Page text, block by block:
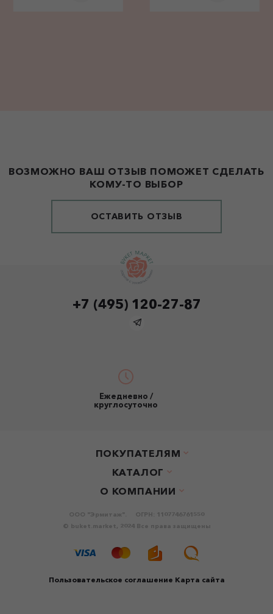
ВОЗМОЖНО ВАШ ОТЗЫВ ПОМОЖЕТ СДЕЛАТЬ
КОМУ-ТО ВЫБОР
ОСТАВИТЬ ОТЗЫВ
+7 (495) 120-27-87
Ежедневно /
круглосуточно
ПОКУПАТЕЛЯМ
КАТАЛОГ
О КОМПАНИИ
Пользовательское соглашение Карта сайта
ООО "Эрмитаж".
ОГРН: 1107746761550
© buket.market, 2024 Все права защищены